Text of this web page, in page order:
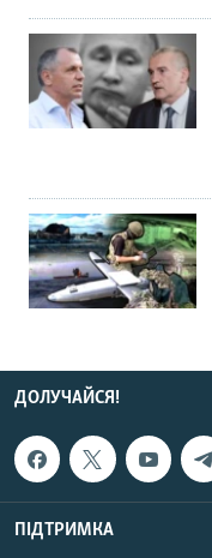
ДОЛУЧАЙСЯ!
ПІДТРИМКА